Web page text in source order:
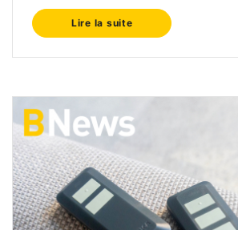
Lire la suite